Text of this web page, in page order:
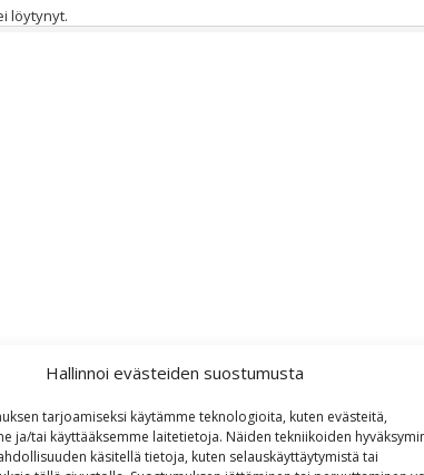
Hallinnoi evästeiden suostumusta
tarjoamiseksi käytämme teknologioita, kuten evästeitä,
ja/tai käyttääksemme laitetietoja. Näiden tekniikoiden
käsitellä tietoja, kuten selauskäyttäytymistä tai
löytynyt.